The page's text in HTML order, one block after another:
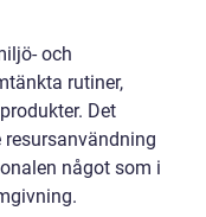
och
rutiner,
Det
resursanvändning
något som i